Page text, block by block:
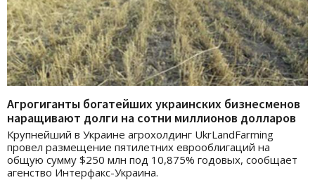
Агрогиганты богатейших украинских бизнесменов
наращивают долги на сотни миллионов долларов
Крупнейший в Украине агрохолдинг UkrLandFarming
провел размещение пятилетних еврооблигаций на
общую сумму $250 млн под 10,875% годовых, сообщает
агенство Интерфакс-Украина.